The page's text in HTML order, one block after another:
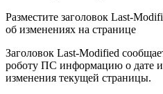
Разместите заголовок Last-
об изменениях на странице
Заголовок Last-Modified
роботу ПС информацию о дате
изменения текущей страницы.